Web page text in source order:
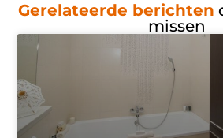
Gerelateerde berichten
missen